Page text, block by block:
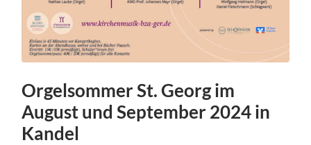
Orgelsommer St. Georg im
August und September 2024 in
Kandel